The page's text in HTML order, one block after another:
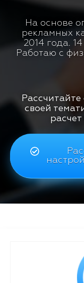
На основе
рекламных
2014 года.
Работаю с
своей